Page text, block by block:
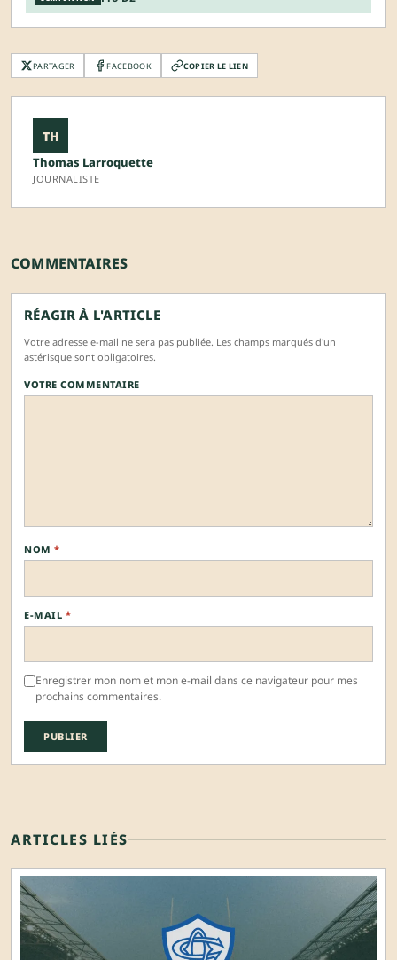
PARTAGER FACEBOOK COPIER LE LIEN
TH
Thomas Larroquette
JOURNALISTE
COMMENTAIRES
RÉAGIR À L'ARTICLE
Votre adresse e-mail ne sera pas publiée. Les champs marqués d'un
astérisque sont obligatoires.
VOTRE COMMENTAIRE
NOM *
E-MAIL *
Enregistrer mon nom et mon e-mail dans ce navigateur pour mes
prochains commentaires.
ARTICLES LIÉS